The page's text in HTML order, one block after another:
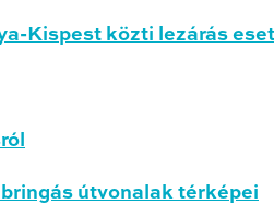
Kispest közti lezárás
útvonalak térképei